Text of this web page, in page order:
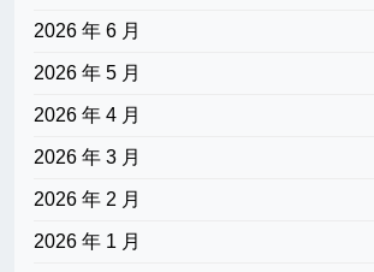
2026 年 6 月
2026 年 5 月
2026 年 4 月
2026 年 3 月
2026 年 2 月
2026 年 1 月